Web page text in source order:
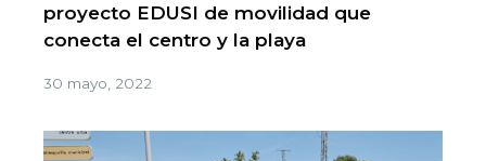
proyecto EDUSI de movilidad que
conecta el centro y la playa
30 mayo, 2022